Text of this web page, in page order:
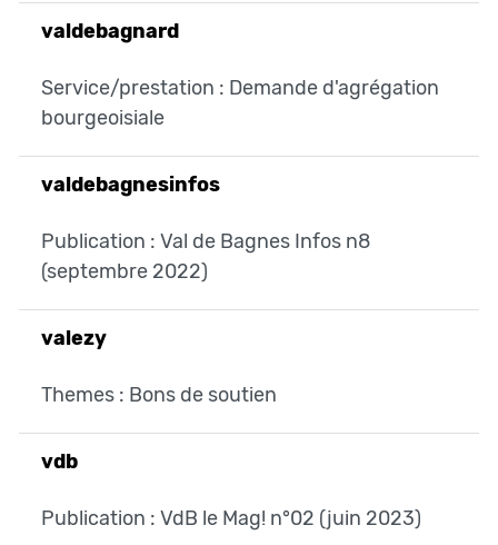
valdebagnard
Service/prestation : Demande d'agrégation
bourgeoisiale
valdebagnesinfos
Publication : Val de Bagnes Infos n8
(septembre 2022)
valezy
Themes : Bons de soutien
vdb
Publication : VdB le Mag! n°02 (juin 2023)